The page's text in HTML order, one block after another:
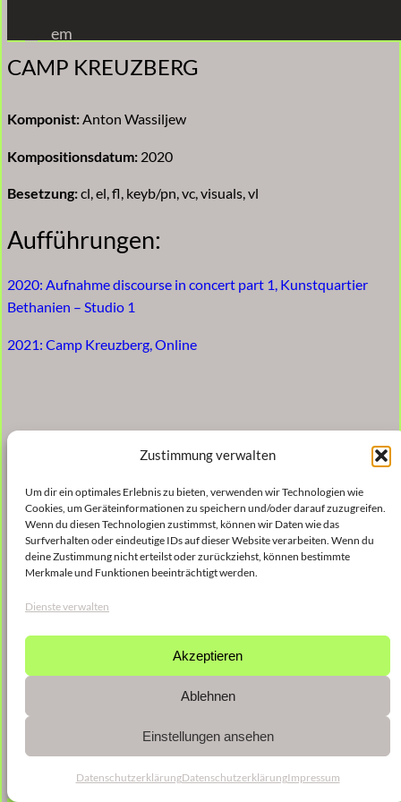
Zustimmung verwalten
Um dir ein optimales Erlebnis zu bieten, verwenden wir Technologien wie
Cookies, um Geräteinformationen zu speichern und/oder darauf zuzugreifen.
Wenn du diesen Technologien zustimmst, können wir Daten wie das
Surfverhalten oder eindeutige IDs auf dieser Website verarbeiten. Wenn du
deine Zustimmung nicht erteilst oder zurückziehst, können bestimmte
Merkmale und Funktionen beeinträchtigt werden.
Dienste verwalten
Akzeptieren
Ablehnen
Einstellungen ansehen
DatenschutzerklärungDatenschutzerklärungImpressum
Inhalt
springen
em
CAMP KREUZBERG
Komponist:Anton Wassiljew
Kompositionsdatum: 2020
Besetzung:cl, el, fl, keyb/pn, vc, visuals, vl
Aufführungen:
2020: Aufnahme discourse in concert part 1, Kunstquartier
Bethanien – Studio 1
2021: Camp Kreuzberg, Online